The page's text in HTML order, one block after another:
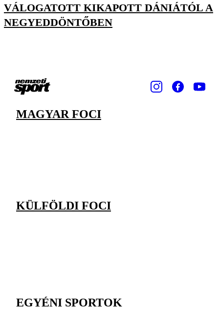
VÁLOGATOTT KIKAPOTT DÁNIÁTÓL A
NEGYEDDÖNTŐBEN
MAGYAR FOCI
KÜLFÖLDI FOCI
EGYÉNI SPORTOK